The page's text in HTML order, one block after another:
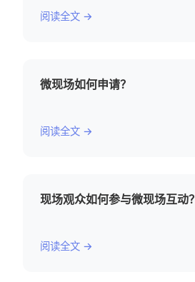
阅读全文 →
微现场如何申请？
阅读全文 →
现场观众如何参与微现场互动？
阅读全文 →